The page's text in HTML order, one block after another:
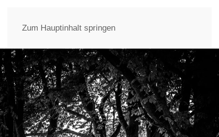
Zum Hauptinhalt springen